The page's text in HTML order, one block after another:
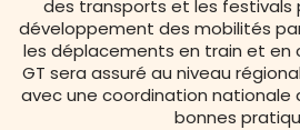
des transports et les festivals
développement des mobilités
les déplacements en train et en
GT sera assuré au niveau
avec une coordination nationale
bonnes